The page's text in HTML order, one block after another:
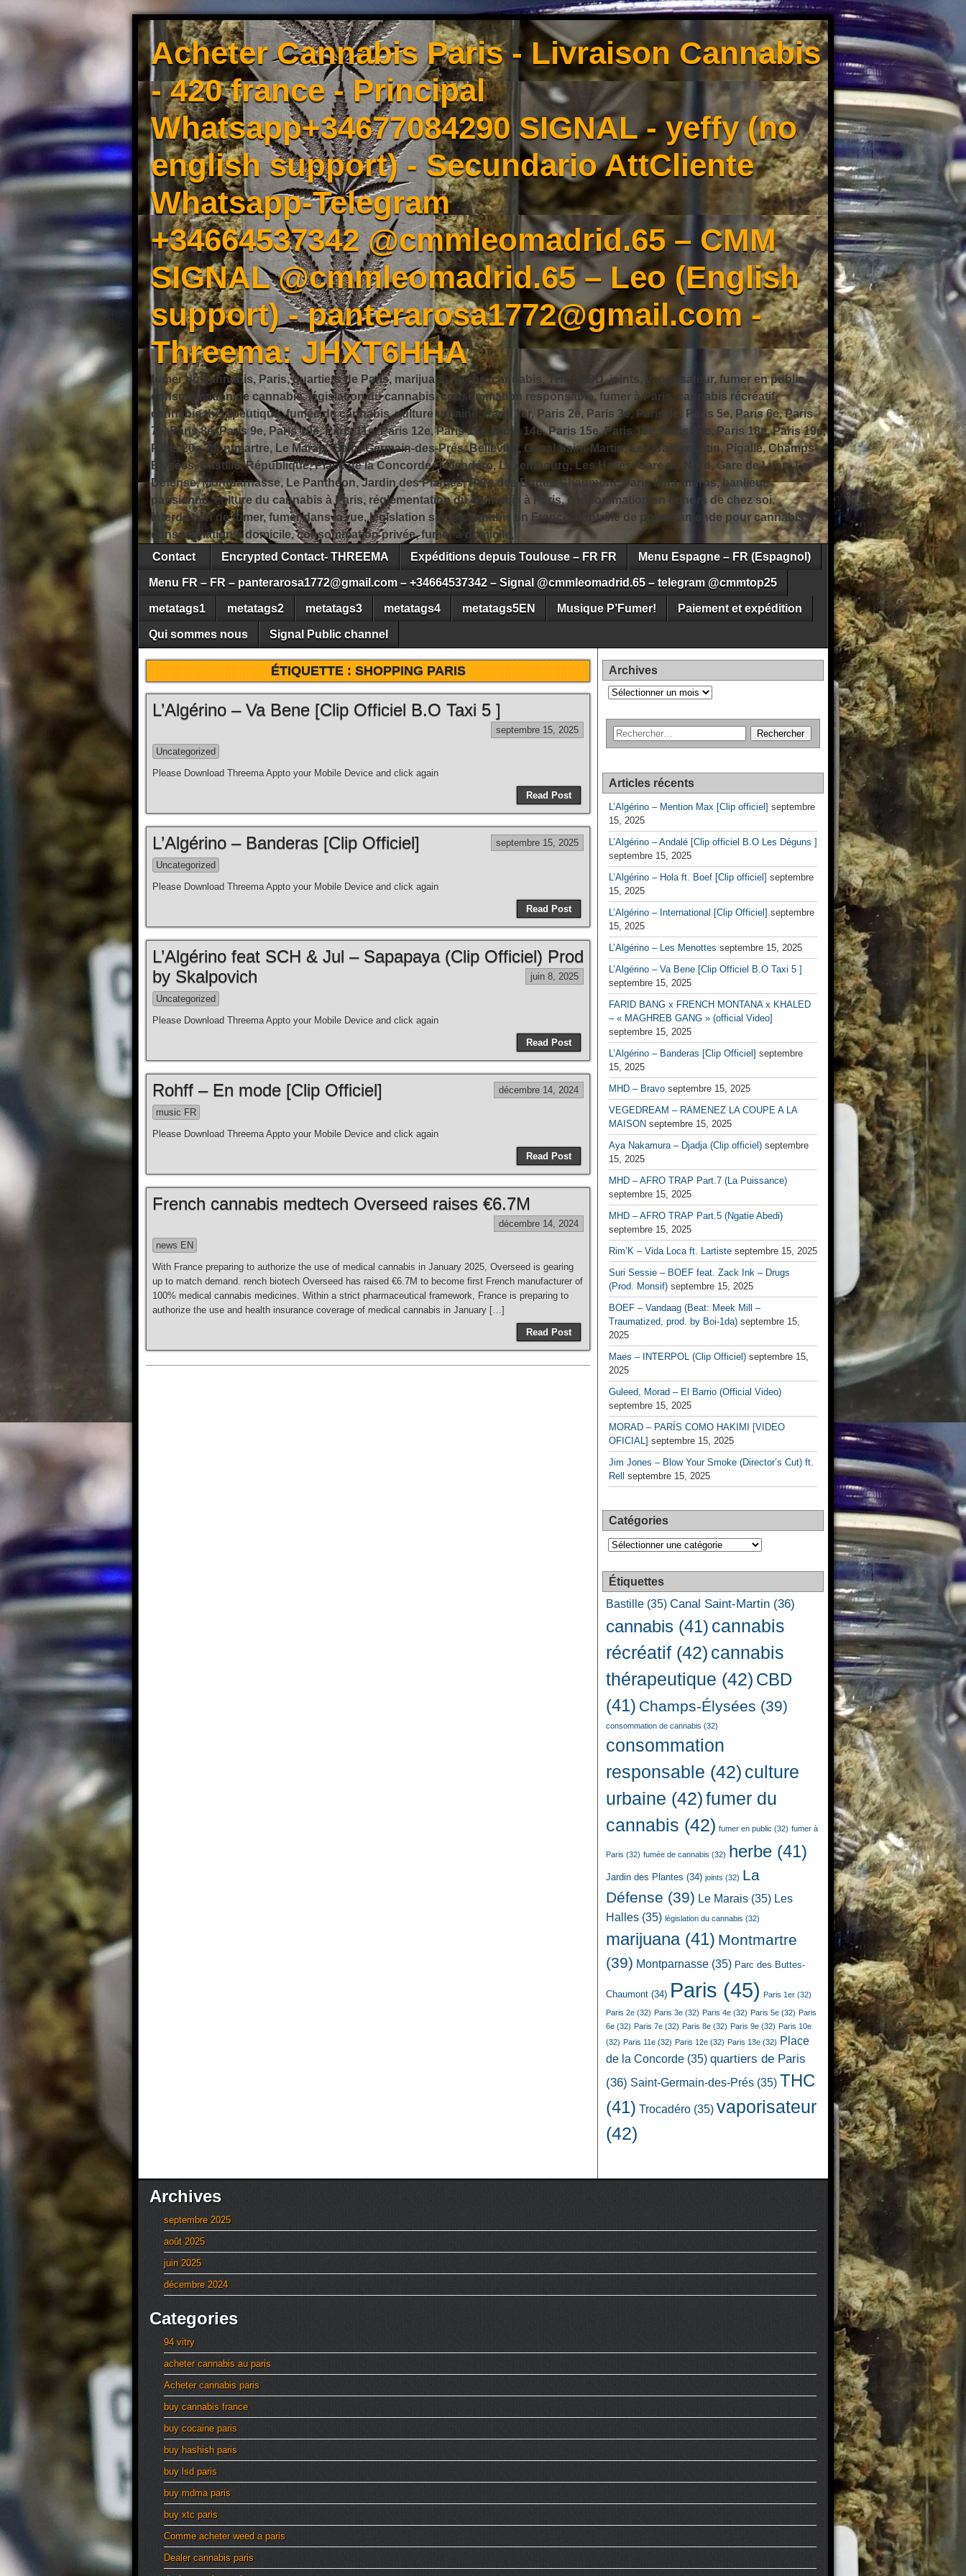
Acheter Cannabis Paris - Livraison Cannabis
- 420 france - Principal
Whatsapp+34677084290 SIGNAL - yeffy (no
english support) - Secundario AttCliente
Whatsapp-Telegram
+34664537342 @cmmleomadrid.65 – CMM
SIGNAL @cmmleomadrid.65 – Leo (English
support) - panterarosa1772@gmail.com -
Threema: JHXT6HHA
fumer du cannabis, Paris, quartiers de Paris, marijuana, herbe, cannabis, THC, CBD, joints, vaporisateur, fumer en public,
consommation de cannabis, législation du cannabis, consommation responsable, fumer à Paris, cannabis récréatif,
cannabis thérapeutique, fumée de cannabis, culture urbaine, Paris 1er, Paris 2e, Paris 3e, Paris 4e, Paris 5e, Paris 6e, Paris
7e, Paris 8e, Paris 9e, Paris 10e, Paris 11e, Paris 12e, Paris 13e, Paris 14e, Paris 15e, Paris 16e, Paris 17e, Paris 18e, Paris 19e,
Paris 20e, Montmartre, Le Marais, Saint-Germain-des-Prés, Belleville, Canal Saint-Martin, Le Quartier Latin, Pigalle, Champs-
Élysées, Bastille, République, Place de la Concorde, Trocadéro, Luxembourg, Les Halles, Gare du Nord, Gare de Lyon, La
Défense, Montparnasse, Le Panthéon, Jardin des Plantes, Parc des Buttes-Chaumont, Paris intra-muros, banlieue
parisienne, culture du cannabis à Paris, réglementation du cannabis à Paris, consommation en dehors de chez soi,
interdiction de fumer, fumer dans la rue, législation sur le cannabis en France, contrôle de police, amende pour cannabis,
consommation à domicile, consommation privée, fumer à domicile,
Contact
Encrypted Contact- THREEMA Expéditions depuis Toulouse – FR FR Menu Espagne – FR (Espagnol)
Menu FR – FR – panterarosa1772@gmail.com – +34664537342 – Signal @cmmleomadrid.65 – telegram @cmmtop25
metatags1 metatags2 metatags3 metatags4 metatags5EN Musique P’Fumer! Paiement et expédition
Qui sommes nous Signal Public channel
ÉTIQUETTE :SHOPPING PARIS
L’Algérino – Va Bene [Clip Officiel B.O Taxi 5 ]
septembre 15, 2025
Uncategorized
Please Download Threema Appto your Mobile Device and click again
Read Post
L’Algérino – Banderas [Clip Officiel] septembre 15, 2025
Uncategorized
Please Download Threema Appto your Mobile Device and click again
Read Post
L’Algérino feat SCH & Jul – Sapapaya (Clip Officiel) Prod
by Skalpovich
juin 8, 2025
Uncategorized
Please Download Threema Appto your Mobile Device and click again
Read Post
Rohff – En mode [Clip Officiel] décembre 14, 2024
music FR
Please Download Threema Appto your Mobile Device and click again
Read Post
French cannabis medtech Overseed raises €6.7M
décembre 14, 2024
news EN
With France preparing to authorize the use of medical cannabis in January 2025, Overseed is gearing
up to match demand. rench biotech Overseed has raised €6.7M to become first French manufacturer of
100% medical cannabis medicines. Within a strict pharmaceutical framework, France is preparing to
authorize the use and health insurance coverage of medical cannabis in January […]
Read Post
Archives
Archives
Articles récents
L’Algérino – Mention Max [Clip officiel] septembre
15, 2025
L’Algérino – Andalé [Clip officiel B.O Les Déguns ]
septembre 15, 2025
L’Algérino – Hola ft. Boef [Clip officiel] septembre
15, 2025
L’Algérino – International [Clip Officiel] septembre
15, 2025
L’Algérino – Les Menottes septembre 15, 2025
L’Algérino – Va Bene [Clip Officiel B.O Taxi 5 ]
septembre 15, 2025
FARID BANG x FRENCH MONTANA x KHALED
– « MAGHREB GANG » (official Video]
septembre 15, 2025
L’Algérino – Banderas [Clip Officiel] septembre
15, 2025
MHD – Bravo septembre 15, 2025
VEGEDREAM – RAMENEZ LA COUPE A LA
MAISON septembre 15, 2025
Aya Nakamura – Djadja (Clip officiel) septembre
15, 2025
MHD – AFRO TRAP Part.7 (La Puissance)
septembre 15, 2025
MHD – AFRO TRAP Part.5 (Ngatie Abedi)
septembre 15, 2025
Rim’K – Vida Loca ft. Lartiste septembre 15, 2025
Suri Sessie – BOEF feat. Zack Ink – Drugs
(Prod. Monsif) septembre 15, 2025
BOEF – Vandaag (Beat: Meek Mill –
Traumatized, prod. by Boi-1da) septembre 15,
2025
Maes – INTERPOL (Clip Officiel) septembre 15,
2025
Guleed, Morad – El Barrio (Official Video)
septembre 15, 2025
MORAD – PARÍS COMO HAKIMI [VIDEO
OFICIAL] septembre 15, 2025
Jim Jones – Blow Your Smoke (Director’s Cut) ft.
Rell
septembre 15, 2025
Catégories
Catégories
Étiquettes
Bastille (35) Canal Saint-Martin (36)
cannabis (41) cannabis
récréatif (42) cannabis
thérapeutique (42) CBD
(41) Champs-Élysées (39)
consommation de cannabis (32)
consommation
responsable (42) culture
urbaine (42)fumer du
cannabis (42) fumer en public (32) fumer à
Paris (32) fumée de cannabis (32) herbe (41)
Jardin des Plantes (34) joints (32) La
Défense (39) Le Marais (35) Les
Halles (35) législation du cannabis (32)
marijuana(41) Montmartre
(39) Montparnasse (35) Parc des Buttes-
Chaumont (34) Paris (45) Paris 1er (32)
Paris 2e (32) Paris 3e (32) Paris 4e (32) Paris 5e (32) Paris
6e (32) Paris 7e (32) Paris 8e (32) Paris 9e (32) Paris 10e
(32) Paris 11e (32) Paris 12e (32) Paris 13e (32) Place
de la Concorde (35) quartiers de Paris
(36) Saint-Germain-des-Prés (35) THC
(41) Trocadéro (35) vaporisateur
(42)
Archives
septembre 2025
août 2025
juin 2025
décembre 2024
Categories
94 vitry
acheter cannabis au paris
Acheter cannabis paris
buy cannabis france
buy cocaine paris
buy hashish paris
buy lsd paris
buy mdma paris
buy xtc paris
Comme acheter weed a paris
Dealer cannabis paris